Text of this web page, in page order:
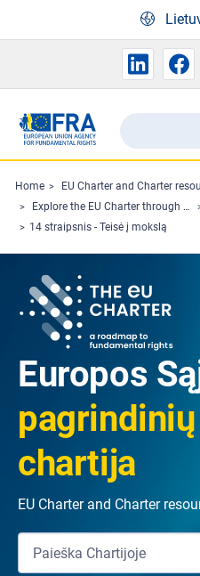
Search
the
FRA
website
Ieškoti
Home
EU Charter and Charter
Explore the EU Charter through Charterpedia
14 straipsnis - Teisė į mokslą
Europos
chartija
EU Charter and Charter